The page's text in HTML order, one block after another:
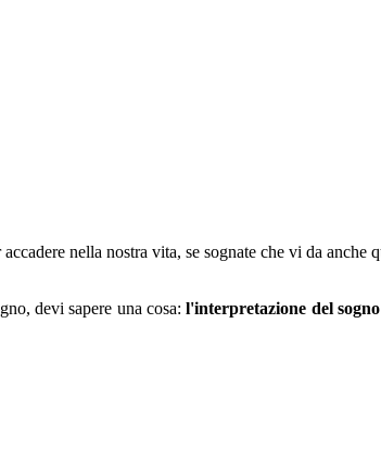
nella nostra vita, se sognate che vi da
devi sapere una cosa:l'interpretazione del